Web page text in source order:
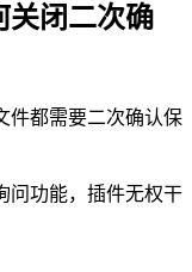
关闭二次确
件都需要二次确认保
问功能，插件无权干